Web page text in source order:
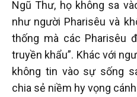
Ngũ Thư, họ không sa
như người Pharisêu và
thống mà các Pharisêu
truyền khẩu”. Khác với
không tin vào sự sống
chia sẻ niềm hy vọng